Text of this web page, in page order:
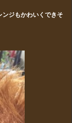
ンジもかわいくできそ